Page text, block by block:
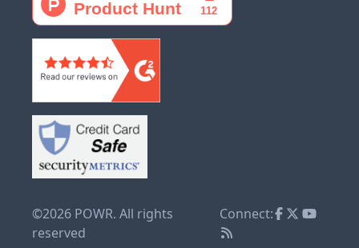
©2026 POWR. All rights
reserved
Connect: